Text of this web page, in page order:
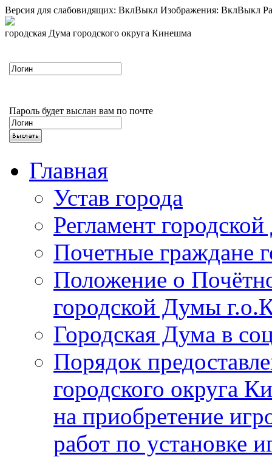
Версия для слабовидящих: ВклВыкл Изображения: ВклВыкл
городская Дума городского округа Кинешма
Пароль будет выслан вам по почте
Главная
Устав города
Регламент
Почетные граждане
Положение о
городской Думы
Городская Дума в
Порядок
городского округа
на приобретение
работ по установке